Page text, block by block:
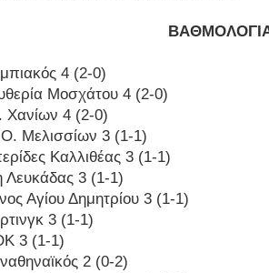
4 (2-0)
Μοσχάτου 4 (2-0)
4 (2-0)
Μελισσίων 3 (1-1)
Καλλιθέας 3 (1-1)
Λευκάδας 3 (1-1)
Αγίου Δημητρίου 3 (1-1)
3 (1-1)
3 (1-1)
2 (0-2)